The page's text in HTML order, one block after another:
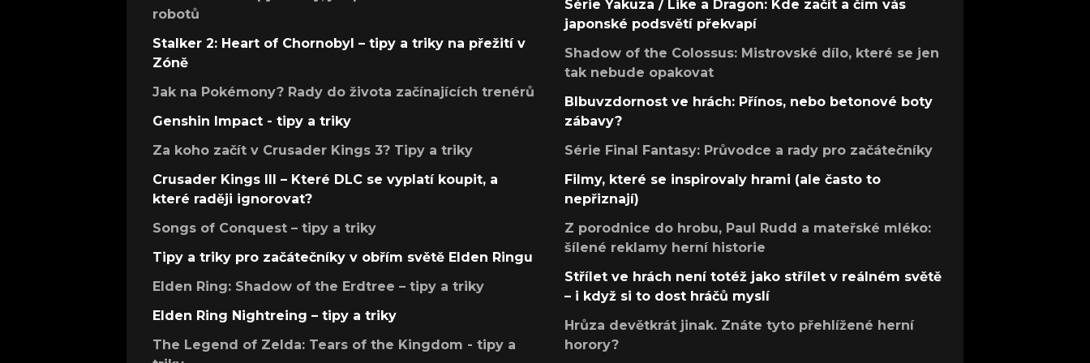
robotů
Stalker 2: Heart of Chornobyl – tipy a triky na přežití v
Zóně
Jak na Pokémony? Rady do života začínajících trenérů
Genshin Impact - tipy a triky
Za koho začít v Crusader Kings 3? Tipy a triky
Crusader Kings III – Které DLC se vyplatí koupit, a
které raději ignorovat?
Songs of Conquest – tipy a triky
Tipy a triky pro začátečníky v obřím světě Elden Ringu
Elden Ring: Shadow of the Erdtree – tipy a triky
Elden Ring Nightreing – tipy a triky
The Legend of Zelda: Tears of the Kingdom - tipy a
Série Yakuza / Like a Dragon: Kde začít a čím vás
japonské podsvětí překvapí
Shadow of the Colossus: Mistrovské dílo, které se jen
tak nebude opakovat
Blbuvzdornost ve hrách: Přínos, nebo betonové boty
zábavy?
Série Final Fantasy: Průvodce a rady pro začátečníky
Filmy, které se inspirovaly hrami (ale často to
nepřiznají)
Z porodnice do hrobu, Paul Rudd a mateřské mléko:
šílené reklamy herní historie
Střílet ve hrách není totéž jako střílet v reálném světě
– i když si to dost hráčů myslí
Hrůza devětkrát jinak. Znáte tyto přehlížené herní
horory?